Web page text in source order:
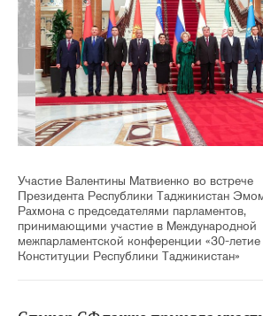
Участие Валентины Матвиенко во встрече
Президента Республики Таджикистан
Рахмона с председателями парламентов,
принимающими участие в Международной
межпарламентской конференции «30-летие
Конституции Республики Таджикистан»